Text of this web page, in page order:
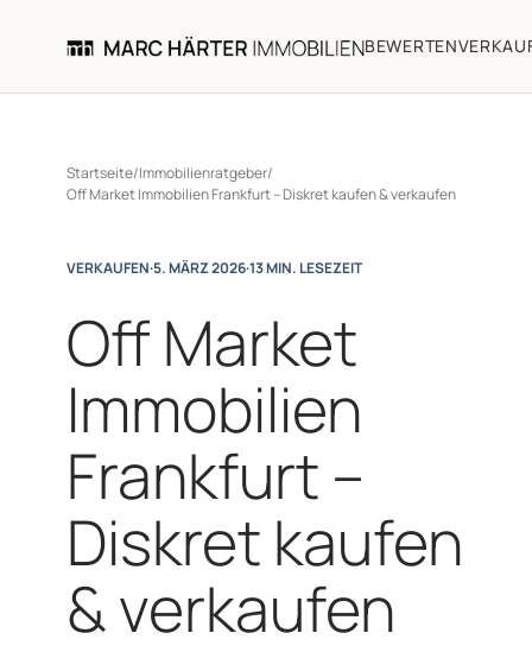
BEWERTEN
Startseite/Immobilienratgeber/
Off Market Immobilien Frankfurt – Diskret kaufen & verkaufen
VERKAUFEN·5. MÄRZ 2026·13 MIN. LESEZEIT
Off Market
Immobilien
Frankfurt –
Diskret kaufen
& verkaufen